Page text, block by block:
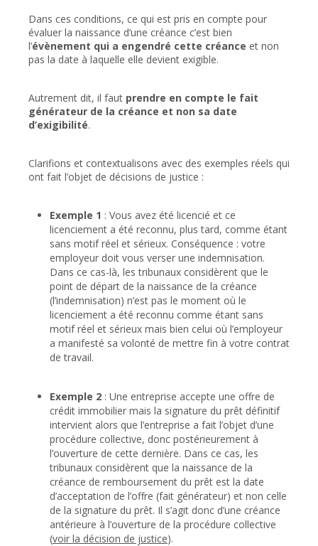
Dans ces conditions, ce qui est pris en compte pour
évaluer la naissance d’une créance c’est bien
l’évènement qui a engendré cette créance et non
pas la date à laquelle elle devient exigible.
Autrement dit, il faut prendre en compte le fait
générateur de la créance et non sa date
d’exigibilité.
Clarifions et contextualisons avec des exemples réels qui
ont fait l’objet de décisions de justice :
Exemple 1 : Vous avez été licencié et ce
licenciement a été reconnu, plus tard, comme étant
sans motif réel et sérieux. Conséquence : votre
employeur doit vous verser une indemnisation.
Dans ce cas-là, les tribunaux considèrent que le
point de départ de la naissance de la créance
(l’indemnisation) n’est pas le moment où le
licenciement a été reconnu comme étant sans
motif réel et sérieux mais bien celui où l’employeur
a manifesté sa volonté de mettre fin à votre contrat
de travail.
Exemple 2 : Une entreprise accepte une offre de
crédit immobilier mais la signature du prêt définitif
intervient alors que l’entreprise a fait l’objet d’une
procédure collective, donc postérieurement à
l’ouverture de cette dernière. Dans ce cas, les
tribunaux considèrent que la naissance de la
créance de remboursement du prêt est la date
d’acceptation de l’offre (fait générateur) et non celle
de la signature du prêt. Il s’agit donc d’une créance
antérieure à l’ouverture de la procédure collective
(voir la décision de justice).